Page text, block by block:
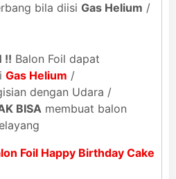
bila diisi Gas Helium /
!! Balon Foil dapat
Gas Helium /
dengan Udara /
BISA membuat balon
Foil Happy Birthday Cake